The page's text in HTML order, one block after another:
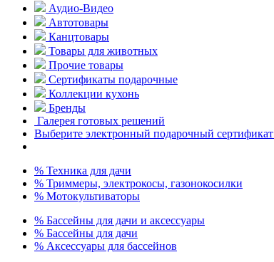
Аудио-Видео
Автотовары
Канцтовары
Товары для животных
Прочие товары
Сертификаты подарочные
Коллекции кухонь
Бренды
Галерея готовых решений
Выберите электронный подарочный сертификат
% Техника для дачи
% Триммеры, электрокосы, газонокосилки
% Мотокультиваторы
% Бассейны для дачи и аксессуары
% Бассейны для дачи
% Аксессуары для бассейнов